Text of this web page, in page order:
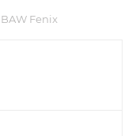
Fenix